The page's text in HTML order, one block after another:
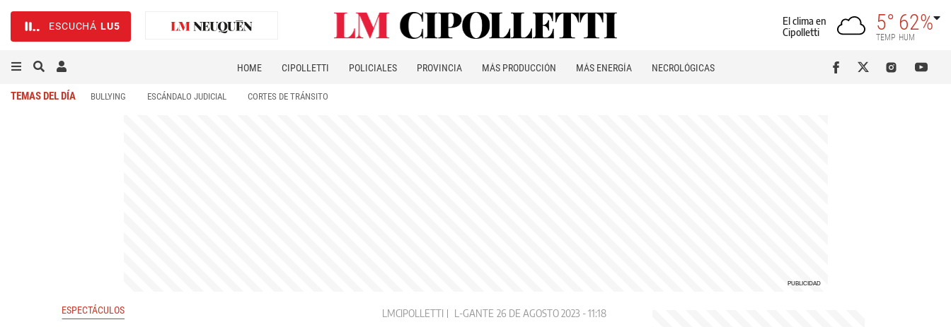
ESCUCHÁ LU5
El clima en
Cipolletti
5°
TEMP
62%
HUM
HOME CIPOLLETTI POLICIALES PROVINCIA MÁS PRODUCCIÓN MÁS ENERGÍA NECROLÓGICAS
TEMAS DEL DÍA BULLYING ESCÁNDALO JUDICIAL CORTES DE TRÁNSITO
ESPECTÁCULOS LMCIPOLLETTI L-GANTE 26 DE AGOSTO 2023 - 11:18